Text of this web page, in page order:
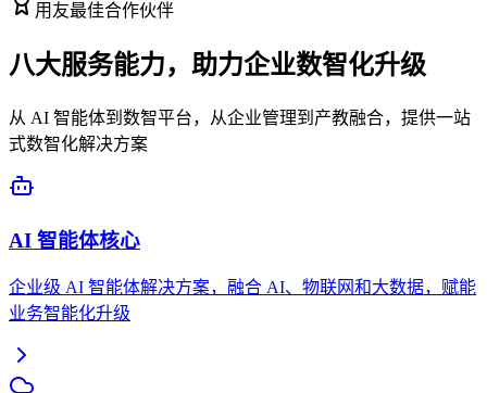
用友最佳合作伙伴
八大服务能力，助力企业数智化升级
从 AI 智能体到数智平台，从企业管理到产教融合，提供一站
式数智化解决方案
AI 智能体核心
企业级 AI 智能体解决方案，融合 AI、物联网和大数据，赋能
业务智能化升级